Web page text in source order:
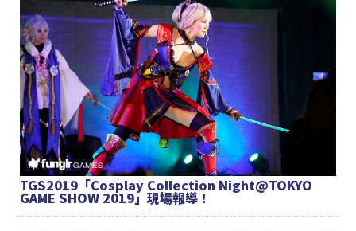
TGS2019「Cosplay Collection Night@TOKYO
GAME SHOW 2019」現場報導！